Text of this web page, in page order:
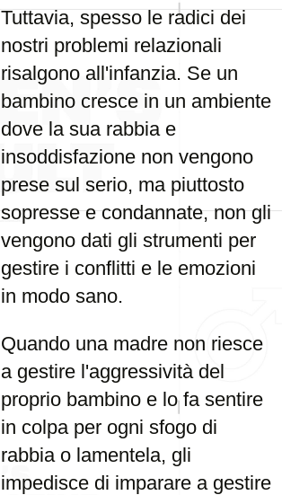
Tuttavia, spesso le radici dei
nostri problemi relazionali
risalgono all'infanzia. Se un
bambino cresce in un ambiente
dove la sua rabbia e
insoddisfazione non vengono
prese sul serio, ma piuttosto
sopresse e condannate, non gli
vengono dati gli strumenti per
gestire i conflitti e le emozioni
in modo sano.
Quando una madre non riesce
a gestire l'aggressività del
proprio bambino e lo fa sentire
in colpa per ogni sfogo di
rabbia o lamentela, gli
impedisce di imparare a gestire